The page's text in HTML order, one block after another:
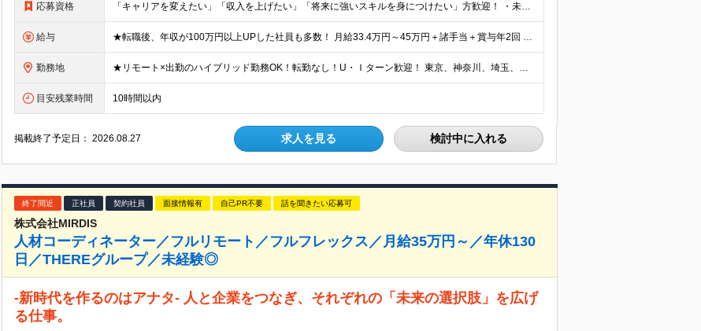
応募資格 「キャリアを変えたい」「収入を上げたい」「将来に強いスキルを身につけたい」方歓迎！ ・未経験歓迎 ・学歴不問 ・第二新卒歓迎 ＼経験やスキルではなく、“これから”を重視します／ 「今のままでいい
給与 ★転職後、年収が100万円以上UPした社員も多数！ 月給33.4万円～45万円＋諸手当＋賞与年2回 ※インセンティブ充実 直近の最高インセンティブ：月50万円 全社員の平均インセンティブ：月10
勤務地 ★リモート×出勤のハイブリッド勤務OK！転勤なし！U・Ｉターン歓迎！ 東京、神奈川、埼玉、千葉、愛知、大阪、兵庫、京都、広島、福岡をはじめとする全国各地のプロジェクト先。 プライム上場、グロース上
目安残業時間 10時間以内
掲載終了予定日：2026.08.27 求人を見る 検討中に入れる
終了間近 正社員 契約社員 面接情報有 自己PR不要 話を聞きたい応募可
株式会社MIRDIS
人材コーディネーター／フルリモート／フルフレックス／月給35万円～／年休130
日／THEREグループ／未経験◎
-新時代を作るのはアナタ- 人と企業をつなぎ、それぞれの「未来の選択肢」を広げ
る仕事。